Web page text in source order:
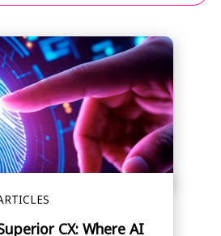
CX: Where AI